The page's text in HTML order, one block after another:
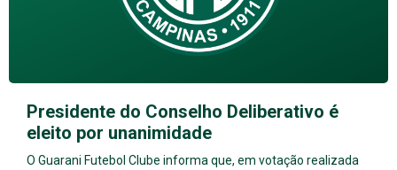
Presidente do Conselho Deliberativo é
eleito por unanimidade
O Guarani Futebol Clube informa que, em votação realizada